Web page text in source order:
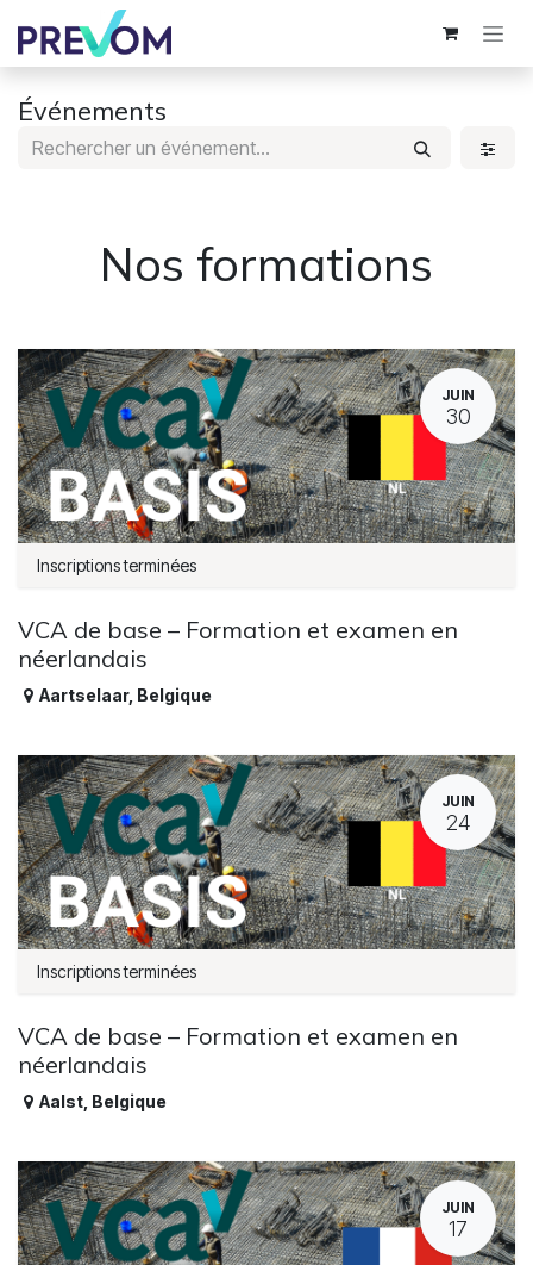
Se rendre au contenu
Événements
Nos formations
JUIN
30
Inscriptions terminées
VCA de base – Formation et examen en
néerlandais
Aartselaar, Belgique
JUIN
24
Inscriptions terminées
VCA de base – Formation et examen en
néerlandais
Aalst Belgique
JUIN
17